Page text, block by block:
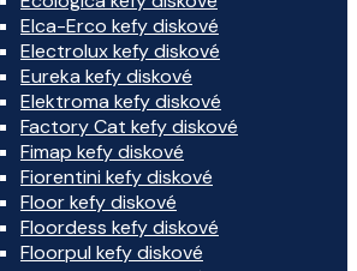
Elca-Erco kefy diskové
Electrolux kefy diskové
Eureka kefy diskové
Elektroma kefy diskové
Factory Cat kefy diskové
Fimap kefy diskové
Fiorentini kefy diskové
Floor kefy diskové
Floordess kefy diskové
Floorpul kefy diskové